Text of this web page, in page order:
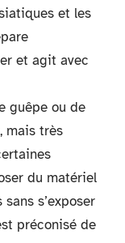
et les
et agit avec
guêpe ou de
mais très
du matériel
s’exposer
préconisé de